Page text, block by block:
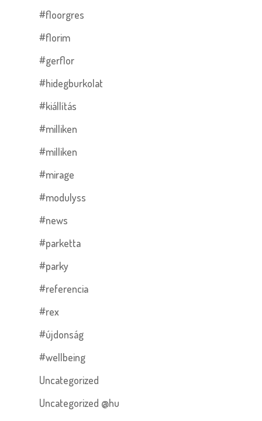
#floorgres
#florim
#gerflor
#hidegburkolat
#kiállítás
#milliken
#milliken
#mirage
#modulyss
#news
#parketta
#parky
#referencia
#rex
#újdonság
#wellbeing
Uncategorized
Uncategorized @hu